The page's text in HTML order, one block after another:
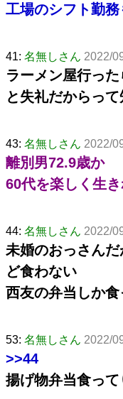
工場のシフト勤
41: 名無しさん 2022/
ラーメン屋行っ
と失礼だからっ
43: 名無しさん 2022/
離別男72.9歳か
60代を楽しく生
44: 名無しさん 2022/
未婚のおっさん
ど食わない
西友の弁当しか
53: 名無しさん 2022/
>>44
揚げ物弁当食っ